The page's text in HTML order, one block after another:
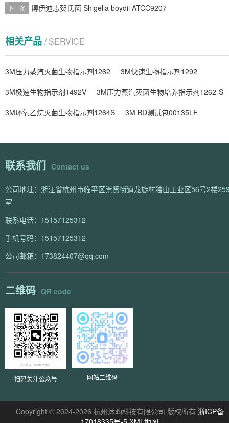
下一条 博伊迪志贺氏菌 Shigella boydii ATCC9207
相关产品 / SERVICE
3M压力蒸汽灭菌生物指示剂1262
3M快速生物指示剂1292
3M极速生物指示剂1492V
3M压力蒸汽灭菌生物培养指示剂1262-S
3M环氧乙烷灭菌生物指示剂1264S
3M BD测试包00135LF
联系我们 Contact us
公司地址：浙江省杭州市临平区崇贤街道龙旋村独山工业区56号2楼
室
联系电话：15157125312
手机号码：15157125312
公司邮箱：173824407@qq.com
二维码 QR code
扫码关注公众号 网站二维码
Copyright © 2024-2026 杭州沐昀科技有限公司 版权所有 浙ICP备